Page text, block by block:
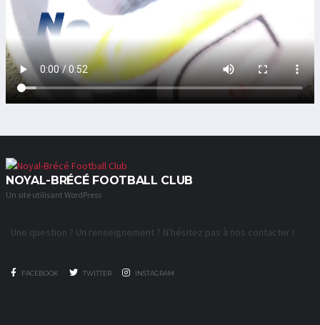
NOYAL-BRÉCÉ FOOTBALL CLUB
Un site utilisant WordPress
Une question ? Un renseignement ? N'hésitez pas à nos contacter !
FACEBOOK TWITTER INSTAGRAM